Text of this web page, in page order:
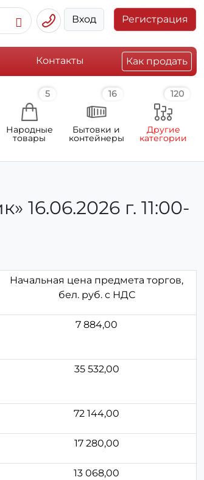
Вход Регистрация
Контакты Как продать
5
Народные
товары
16
Бытовки и
контейнеры
120
Другие
категории
г. 11:00-
Начальная цена предмета торгов,
бел. руб. с НДС
7 884,00
35 532,00
72 144,00
17 280,00
13 068,00